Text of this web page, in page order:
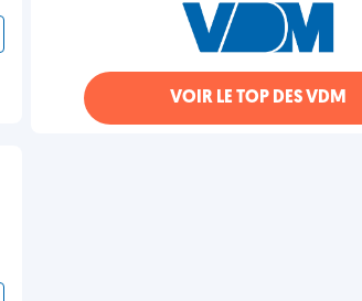
VOIR LE TOP DES VDM